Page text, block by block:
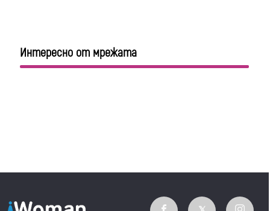
Интересно от мрежата